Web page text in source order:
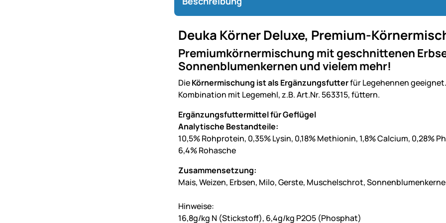
Deuka Körner Deluxe, Premium-
Premiumkörnermischung mit geschnittenen
Sonnenblumenkernen und vielem mehr!
DieKörnermischung ist als Ergänzungsfutterfür Legehennen
Kombination mit Legemehl, z.B. Art.Nr. 563315, füttern.
Ergänzungsfuttermittel für Geflügel
Analytische Bestandteile:
10,5% Rohprotein, 0,35% Lysin, 0,18% Methionin, 1,8% Calcium, 0,28%
6,4% Rohasche
Zusammensetzung:
Mais, Weizen, Erbsen, Milo, Gerste, Muschelschrot,
Hinweise:
16,8g/kg N (Stickstoff), 6,4g/kg P2O5 (Phosphat)